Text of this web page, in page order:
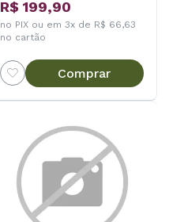
R$ 199,90
no PIX ou em 3x de R$ 66,63
no cartão
Comprar